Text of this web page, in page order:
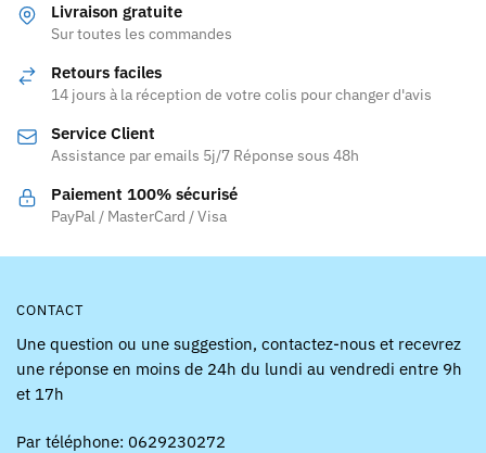
être
sur
Livraison gratuite
Sur toutes les commandes
Retours faciles
14 jours à la réception de votre colis pour changer d'avis
Service Client
Assistance par emails 5j/7 Réponse sous 48h
Paiement 100% sécurisé
PayPal / MasterCard / Visa
CONTACT
Une question ou une suggestion, contactez-nous et recevrez
une réponse en moins de 24h du lundi au vendredi entre 9h
et 17h
Par téléphone: 0629230272